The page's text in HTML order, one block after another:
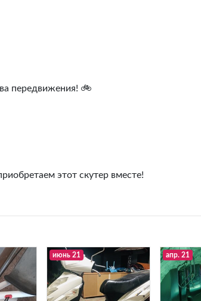
передвижения! 🚲
этот скутер вместе!
июнь 21 апр. 21